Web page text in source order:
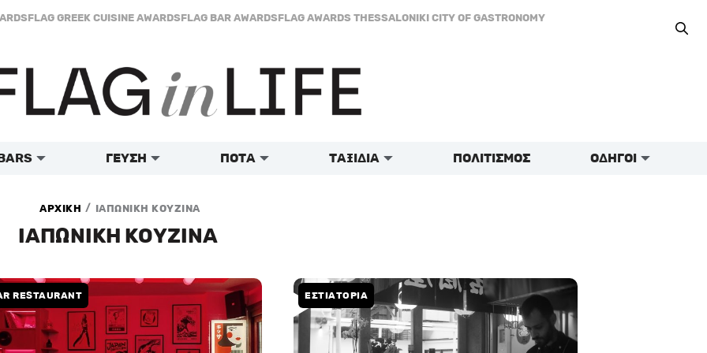
FLAG GREEK CUISINE AWARDSFLAG BAR AWARDSFLAG AWARDS THESSALONIKI CITY OF GASTRONOMY
ΓΕΥΣΗ ΠΟΤΑ ΤΑΞΙΔΙΑ ΠΟΛΙΤΙΣΜΟΣ ΟΔΗΓΟΙ
ΑΡΧΙΚΗ / ΙΑΠΩΝΙΚΗ ΚΟΥΖΙΝΑ
ΙΑΠΩΝΙΚΗ ΚΟΥΖΙΝΑ
RESTAURANT ΕΣΤΙΑΤΟΡΙΑ